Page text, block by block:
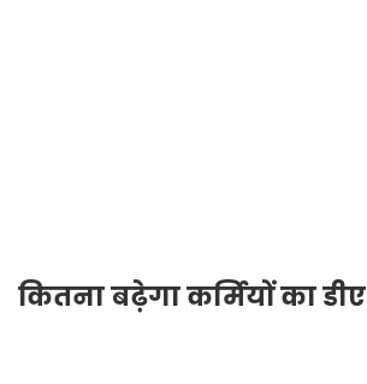
कितना बढ़ेगा कर्मियों का डीए